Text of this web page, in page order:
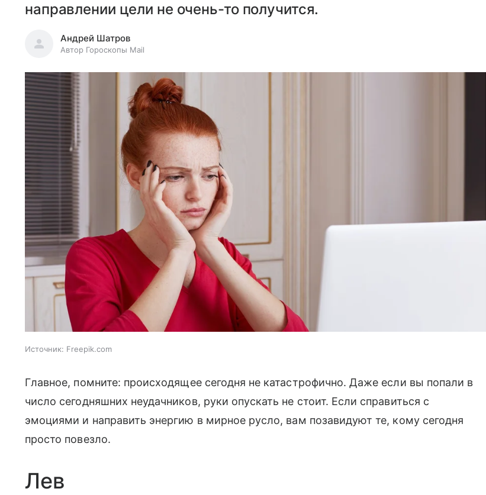
направлении цели не очень-то получится.
Андрей Шатров
Автор Гороскопы Mail
Источник: Freepik.com
Главное, помните: происходящее сегодня не катастрофично. Даже если вы попали в
число сегодняшних неудачников, руки опускать не стоит. Если справиться с
эмоциями и направить энергию в мирное русло, вам позавидуют те, кому сегодня
просто повезло.
Лев